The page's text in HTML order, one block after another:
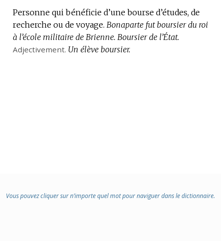
Personne qui bénéficie d’une bourse d’études, de
recherche ou de voyage. Bonaparte fut boursier du roi
à l’école militaire de Brienne. Boursier de l’État.
Adjectivement. Un élève boursier.
Vous pouvez cliquer sur n’importe quel mot pour naviguer dans le dictionnaire.